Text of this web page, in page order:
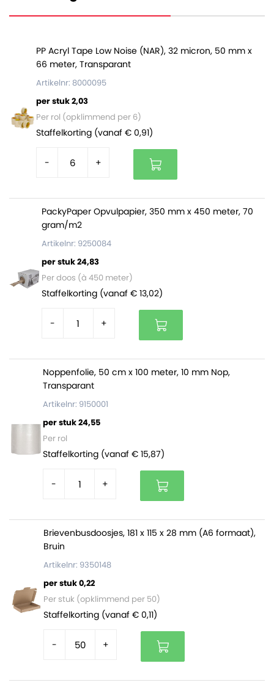
kan gemakkelijk met tape. Ze zijn gebundeld per 5 stuks
en de inlay wordt erbij geleverd.
Een volle pallet bevat 90 stuks (18 bundels)
Flesverzenddozen:
Zorgen ervoor dat flessen niet kapot gaan tijdens
transport
Worden gemakkelijk gesloten met tape
PP Acryl Tape Low Noise (NAR), 32 micron, 50 mm x
66 meter, Transparant
Artikelnr: 8000095
per stuk 2,03
Per rol (opklimmend per 6)
Staffelkorting (vanaf € 0,91)
- +
PackyPaper Opvulpapier, 350 mm x 450 meter, 70
gram/m2
Artikelnr: 9250084
per stuk 24,83
Per doos (à 450 meter)
Staffelkorting (vanaf € 13,02)
- +
Noppenfolie, 50 cm x 100 meter, 10 mm Nop,
Transparant
Artikelnr: 9150001
per stuk 24,55
Per rol
Staffelkorting (vanaf € 15,87)
- +
Brievenbusdoosjes, 181 x 115 x 28 mm (A6 formaat),
Bruin
Artikelnr: 9350148
per stuk 0,22
Per stuk (opklimmend per 50)
Staffelkorting (vanaf € 0,11)
- +